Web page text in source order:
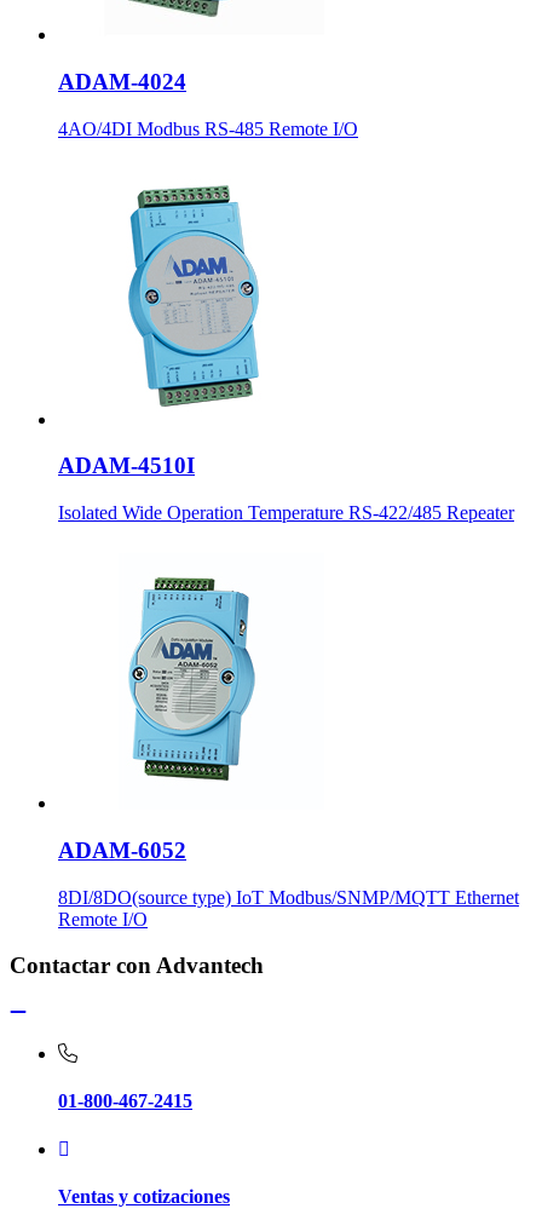
ADAM-4024
4AO/4DI Modbus RS-485 Remote I/O
ADAM-4510I
Isolated Wide Operation Temperature RS-422/485 Repeater
ADAM-6052
8DI/8DO(source type) IoT Modbus/SNMP/MQTT Ethernet
Remote I/O
Contactar con Advantech
01-800-467-2415
Ventas y cotizaciones